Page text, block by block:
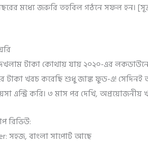
মধ্যে জরুরি তহবিল গঠনে সফল হন।
টাকা কোথায় যায় ২০২০-এর
টাকা খরচ করেছি শুধু জাঙ্ক ফুড-এ!
এন্ট্রি করি। ৩ মাস পর দেখি,
রিভিউ:
সহজ, বাংলা সাপোর্ট আছে